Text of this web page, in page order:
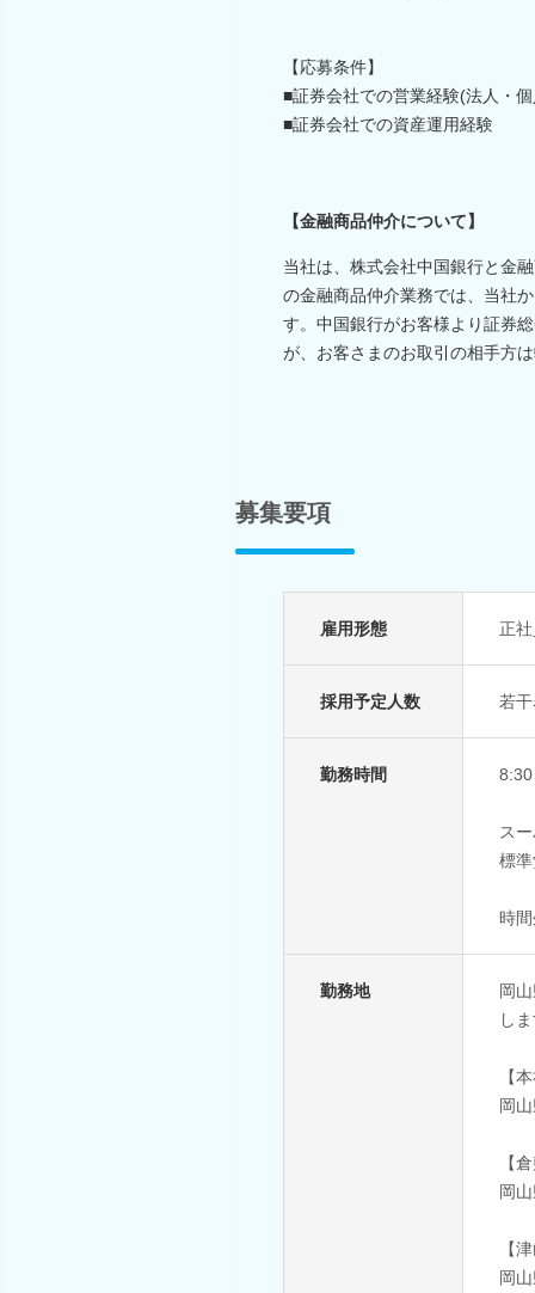
【応募条件】
■証券会社での営業経験(法人・
■証券会社での資産運用経験
【金融商品仲介について】
当社は、株式会社中国銀行と金
の金融商品仲介業務では、当社
す。中国銀行がお客様より証券
が、お客さまのお取引の相手方
募集要項
雇用形態 正
採用予定人数 若
勤務時間
ス
標
時
勤務地
岡
し
【
岡
【
岡
【
岡